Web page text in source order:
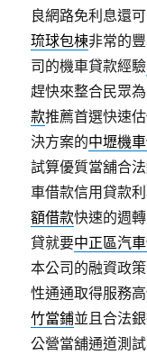
良網路免利息還
琉球包棟非常的
司的機車貸款經驗
趕快來整合民眾
款推薦首選快速
決方案的中壢機
試算優質當舖合
車借款信用貸款
額借款快速的週
貸就要中正區汽
本公司的融資政
性通通取得服務
竹當鋪並且合法
公營當舖通道測